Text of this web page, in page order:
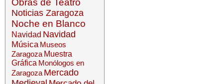
Obras de Teatro
Noticias Zaragoza
Noche en Blanco
Navidad Navidad
Música Museos
Zaragoza Muestra
Gráfica Monólogos en
Zaragoza Mercado